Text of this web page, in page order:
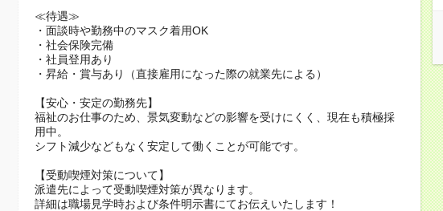
≪待遇≫
・面談時や勤務中のマスク着用OK
・社会保険完備
・社員登用あり
・昇給・賞与あり（直接雇用になった際の就業先による）
【安心・安定の勤務先】
福祉のお仕事のため、景気変動などの影響を受けにくく、現在も積極採
用中。
シフト減少などもなく安定して働くことが可能です。
【受動喫煙対策について】
派遣先によって受動喫煙対策が異なります。
詳細は職場見学時および条件明示書にてお伝えいたします！